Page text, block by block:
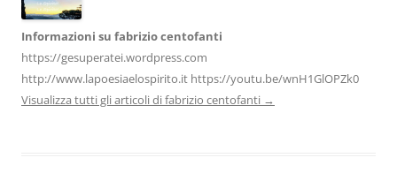
Informazioni su fabrizio centofanti
https://gesuperatei.wordpress.com
http://www.lapoesiaelospirito.it https://youtu.be/wnH1GlOPZk0
Visualizza tutti gli articoli di fabrizio centofanti →